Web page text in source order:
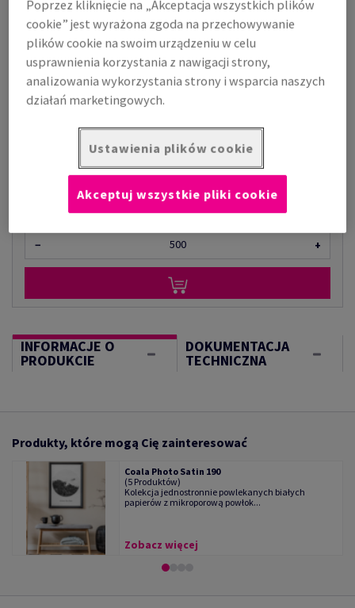
makulaturowej, 130g/m2, 700mm x 1000mm, B1, LG, nieryzowane na
pal. 9000 ark., flaga co 500 ark., FSC Recycled Credit
Zobacz dane techniczne
Cena z uwzględnieniem VAT
14,62 zł
W MAGAZYNIE
Ilość produktu
− +
INFORMACJE O
PRODUKCIE
DOKUMENTACJA
TECHNICZNA
Produkty, które mogą Cię zainteresować
Coala Photo Satin 190
(5 Produktów)
Kolekcja jednostronnie powlekanych białych
papierów z mikroporową powłok...
Zobacz więcej
Poprzez kliknięcie na „Akceptacja wszystkich plików
cookie” jest wyrażona zgoda na przechowywanie
plików cookie na swoim urządzeniu w celu
usprawnienia korzystania z nawigacji strony,
analizowania wykorzystania strony i wsparcia naszych
działań marketingowych.
Ustawienia plików cookie
Akceptuj wszystkie pliki cookie